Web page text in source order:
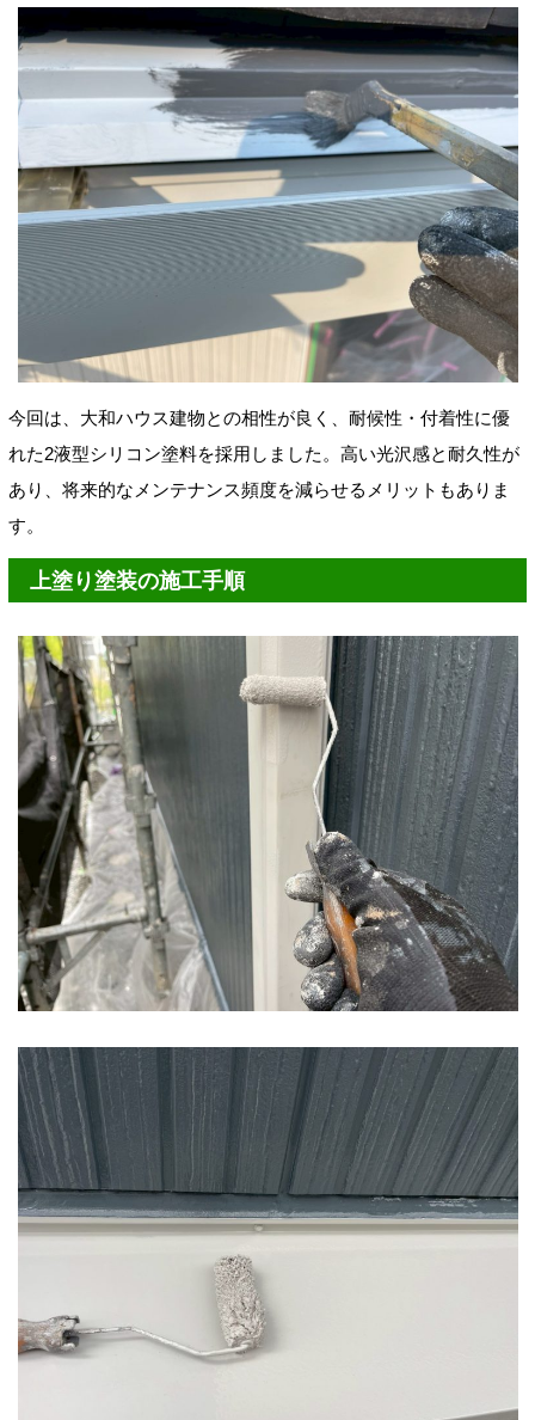
今回は、大和ハウス建物との相性が良く、耐候性・付着性に優
れた2液型シリコン塗料を採用しました。高い光沢感と耐久性が
あり、将来的なメンテナンス頻度を減らせるメリットもありま
す。
上塗り塗装の施工手順